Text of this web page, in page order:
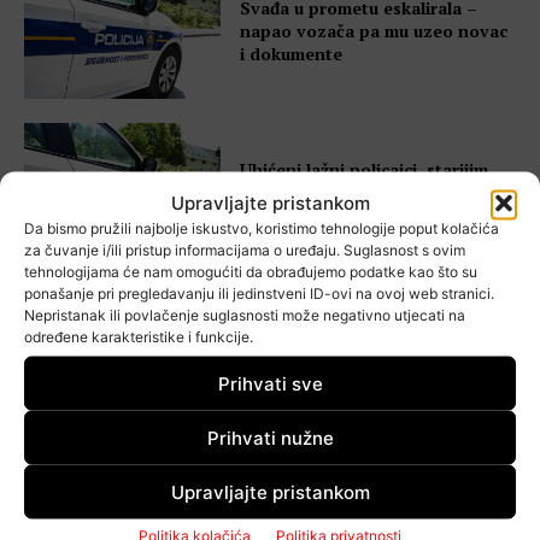
Upravljajte pristankom
Da bismo pružili najbolje iskustvo, koristimo tehnologije poput kolačića
za čuvanje i/ili pristup informacijama o uređaju. Suglasnost s ovim
tehnologijama će nam omogućiti da obrađujemo podatke kao što su
ponašanje pri pregledavanju ili jedinstveni ID-ovi na ovoj web stranici.
Nepristanak ili povlačenje suglasnosti može negativno utjecati na
određene karakteristike i funkcije.
Prihvati sve
Prihvati nužne
Upravljajte pristankom
Politika kolačića Politika privatnosti
Svađa u prometu eskalirala –
napao vozača pa mu uzeo novac
i dokumente
Uhićeni lažni policajci, starijim
ženama uzeli preko 6.000 eura –
harali i Goricom
Vozači ni ovaj vikend nisu
usporili, čak 18 ljudi uhvaćeno u
istom prekršaju
Lažni službenik pokucao na vrata
81-godišnjakinje i odnio joj